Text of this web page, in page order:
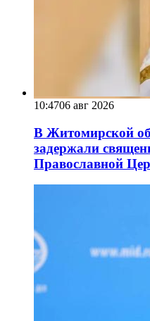
10:4706 авг 2026
В Житомирской
задержали
Православной